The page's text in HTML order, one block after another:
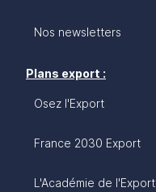
Nos newsletters
Plans export :
Osez l'Export
France 2030 Export
L'Académie de l'Export